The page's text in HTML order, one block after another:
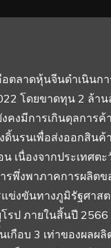
ตลาดหุ้นจีนดำเนินกา
โดยขาดทุน 2 ล้า
คงมีการเกินดุลการค้
ดิ้นรนเพื่อส่งออกสินค้
น เนื่องจากประเทศต
รพึ่งพาภาคการผลิตข
แข่งขันทางภูมิรัฐศาส
รป ภายในสิ้นปี
เกือบ 3 เท่าของผลผลิ